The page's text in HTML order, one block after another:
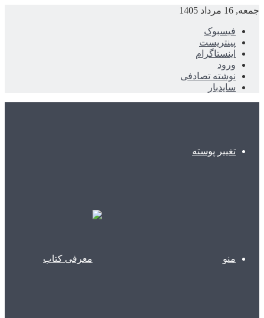
جمعه, 16 مرداد 1405
فیسبوک
پینتریست
اینستاگرام
ورود
نوشته تصادفی
سایدبار
تغییر پوسته
منو